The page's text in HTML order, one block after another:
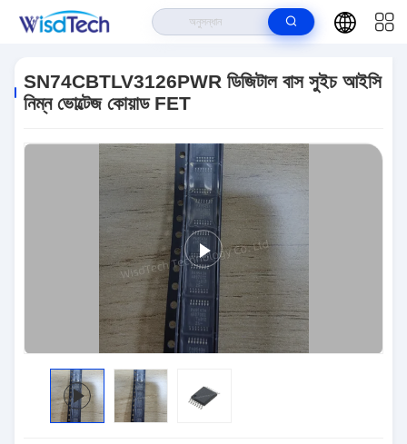
নিম্ন ভোল্টেজ কোয়াড FET
SN74CBTLV3126PWR ডিজিটাল বাস সুইচ আইসি
নিম্ন ভোল্টেজ কোয়াড FET